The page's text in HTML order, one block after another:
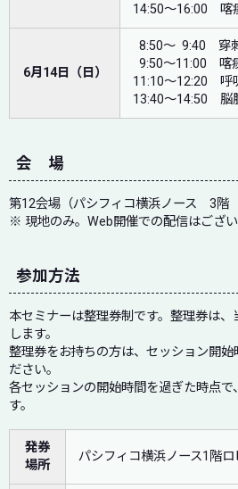
14:50～16:00 喀
6月14日（日）
8:50～ 9:40 穿
9:50～11:00 喀
11:10～12:20 呼
13:40～14:50 脳
会 場
第12会場（パシフィコ横浜ノース 3階
※ 現地のみ。Web開催での配信はござい
参加方法
本セミナーは整理券制です。整理券は
します。
整理券をお持ちの方は、セッション開始
ださい。
各セッションの開始時間を過ぎた時点で
す。
発券
場所
パシフィコ横浜ノース1階ロ